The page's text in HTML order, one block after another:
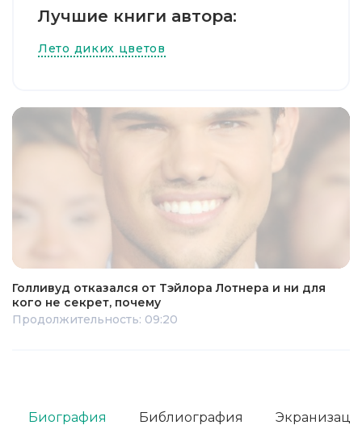
Лучшие книги автора:
Лето диких цветов
Голливуд отказался от Тэйлора Лотнера и ни для
кого не секрет, почему
Продолжительность: 09:20
Биография Библиография